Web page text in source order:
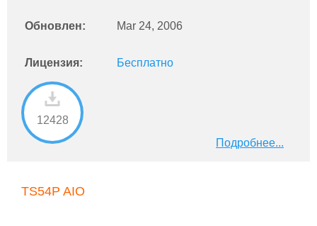
Обновлен: Mar 24, 2006
Лицензия: Бесплатно
12428
Подробнее...
TS54P AIO